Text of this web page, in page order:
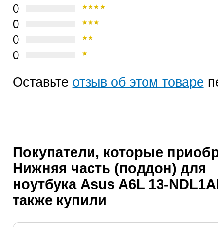
0
0
0
0
Оставьте отзыв об этом товаре
Покупатели, которые
Нижняя часть (поддон) для
ноутбука Asus A6L 13-
также купили